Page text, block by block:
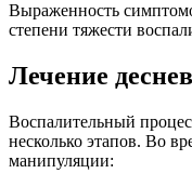
Выраженность
степени тяжести
Лечение
Воспалительный
несколько этапов. Во
манипуляции: